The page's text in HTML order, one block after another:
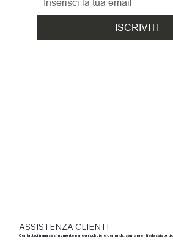
ISCRIVITI
Contattaci in qualsiasi momento per ogni dubbio o domanda, siamo pronti ad assisterti
ASSISTENZA CLIENTI